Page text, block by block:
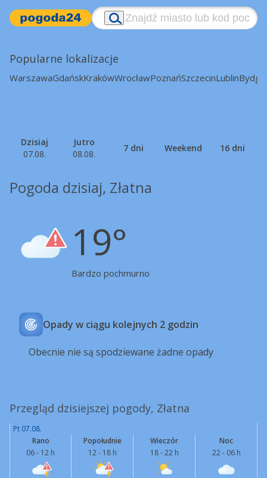
Popularne lokalizacje
WarszawaGdańskKrakówWrocławPoznańSzczecinLublin
Dzisiaj
07.08.
Jutro
08.08.
7 dni Weekend 16 dni
Pogoda dzisiaj, Złatna
19°
Bardzo pochmurno
Opady w ciągu kolejnych 2 godzin
Obecnie nie są spodziewane żadne opady
Przegląd dzisiejszej pogody, Złatna
Pt 07.08.
Rano
06 - 12 h
Popołudnie
12 - 18 h
Wieczór
18 - 22 h
Noc
22 - 06 h